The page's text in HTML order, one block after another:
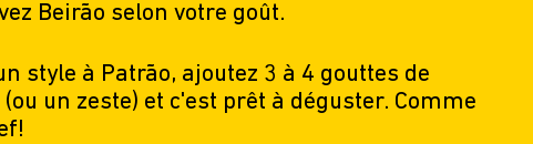
Beirão selon votre goût.
style à Patrão, ajoutez 3 à 4 gouttes de
un zeste) et c'est prêt à déguster. Comme